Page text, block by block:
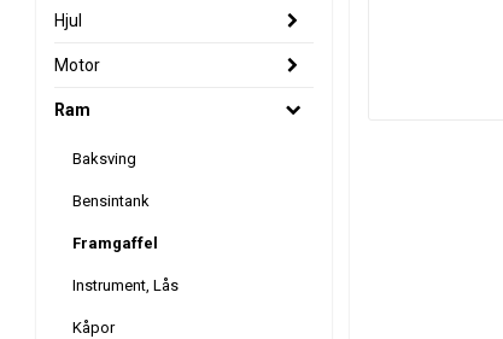
Hjul
Motor
Ram
Baksving
Bensintank
Framgaffel
Instrument, Lås
Kåpor